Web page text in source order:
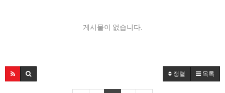
게시물이 없습니다.
정렬 목록